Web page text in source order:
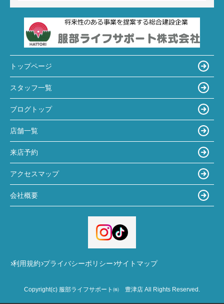
トップページ
スタッフ一覧
ブログトップ
店舗一覧
来店予約
アクセスマップ
会社概要
利用規約 プライバシーポリシー サイトマップ
Copyright(c) 服部ライフサポート㈱ 豊津店 All Rights Reserved.